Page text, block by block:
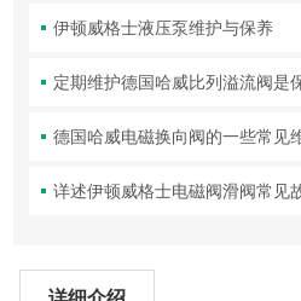
伊顿威格士液压泵维护与保养
德国哈威电磁换向阀的一些常见
详述伊顿威格士电磁阀滑阀常见